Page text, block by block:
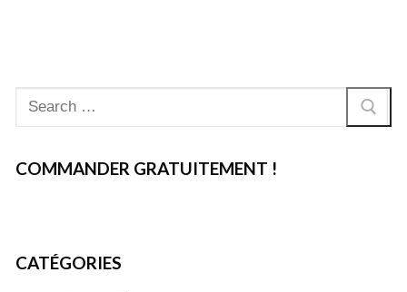
Rechercher
:
COMMANDER GRATUITEMENT !
CATÉGORIES